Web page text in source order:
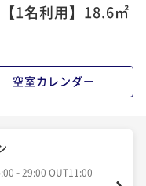
1名利用】18.6㎡
空室カレンダー
- 29:00 OUT11:00